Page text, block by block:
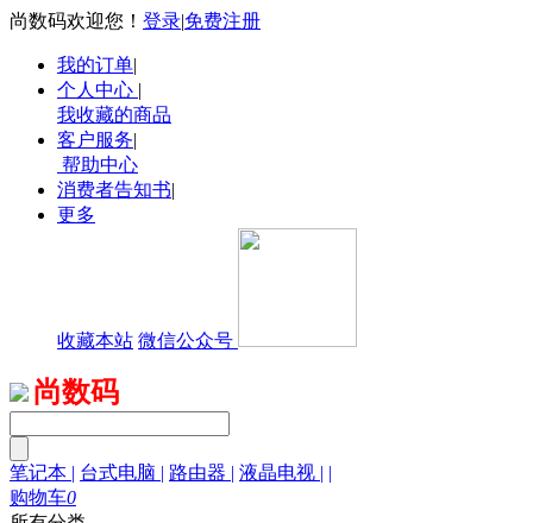
尚数码欢迎您！ 登录|免费注册
我的订单|
个人中心 |
我收藏的商品
客户服务|
帮助中心
消费者告知书|
更多
收藏本站 微信公众号
尚数码
笔记本 | 台式电脑 | 路由器 | 液晶电视 | |
购物车0